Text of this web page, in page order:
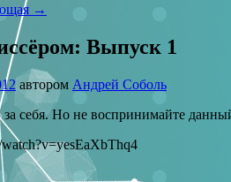
→
Выпуск 1
автором Андрей Соболь
себя. Но не воспринимайте